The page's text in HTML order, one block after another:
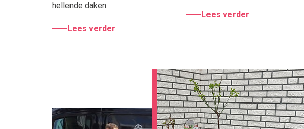
hellende daken.
Lees verder
Lees verder